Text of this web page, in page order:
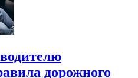
дорожного